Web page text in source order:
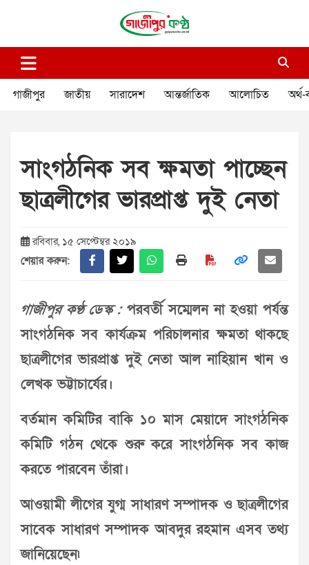
গাজীপুর কণ্ঠ
গাজীপুর জাতীয় সারাদেশ আন্তর্জাতিক আলোচিত অর্থ-
সাংগঠনিক সব ক্ষমতা পাচ্ছেন
ছাত্রলীগের ভারপ্রাপ্ত দুই নেতা
রবিবার, ১৫ সেপ্টেম্বর ২০১৯
শেয়ার করুন:
গাজীপুর কণ্ঠ ডেস্ক :পরবর্তী সম্মেলন না হওয়া পর্যন্ত
সাংগঠনিক সব কার্যক্রম পরিচালনার ক্ষমতা থাকছে
ছাত্রলীগের ভারপ্রাপ্ত দুই নেতা আল নাহিয়ান খান ও
লেখক ভট্টাচার্যের।
বর্তমান কমিটির বাকি ১০ মাস মেয়াদে সাংগঠনিক
কমিটি গঠন থেকে শুরু করে সাংগঠনিক সব কাজ
করতে পারবেন তাঁরা।
আওয়ামী লীগের যুগ্ম সাধারণ সম্পাদক ও ছাত্রলীগের
সাবেক সাধারণ সম্পাদক আবদুর রহমান এসব তথ্য
জানিয়েছেন৷